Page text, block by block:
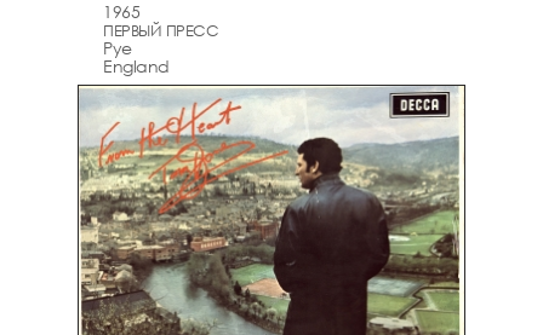
1965
ПЕРВЫЙ ПРЕСС
Pye
England